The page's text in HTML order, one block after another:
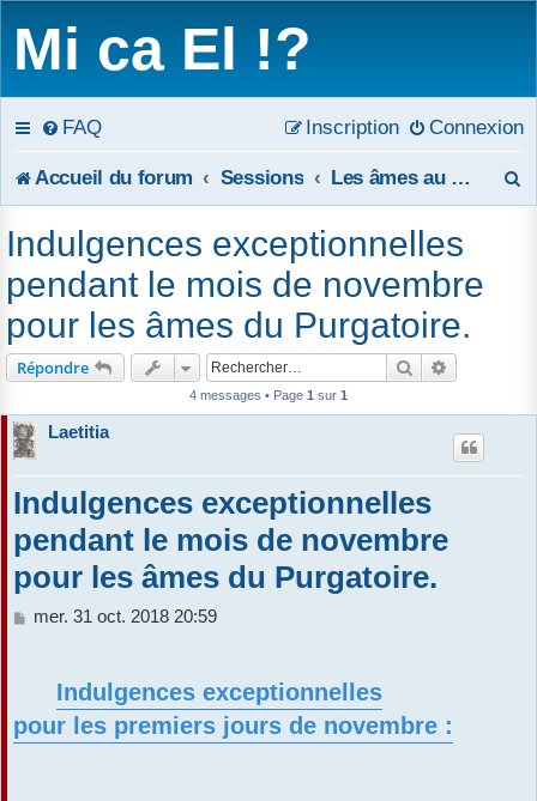
Mi ca El !?
FAQ Connexion
Inscription
Accueil du forum Sessions Les âmes au purgatoire
h
Indulgences exceptionnelles
pendant le mois de novembre
pour les âmes du Purgatoire.
Répondre Rechercher
4 messages • Page 1 sur 1
Laetitia
Indulgences exceptionnelles
pendant le mois de novembre
pour les âmes du Purgatoire.
M
g
e
mer. 31 oct. 2018 20:59
Indulgences exceptionnelles
pour les premiers jours de novembre :